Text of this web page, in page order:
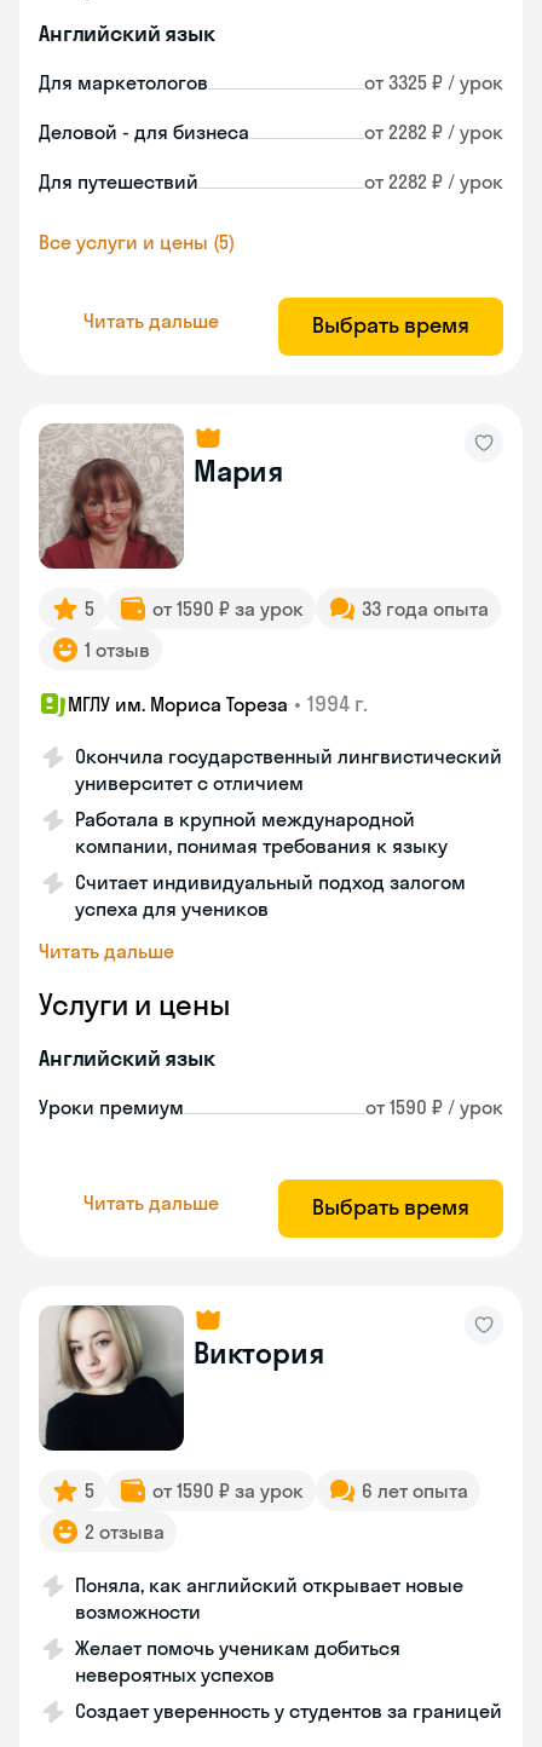
Английский язык
Для маркетологов от 3325 ₽ / урок
Деловой - для бизнеса от 2282 ₽ / урок
Для путешествий от 2282 ₽ / урок
Все услуги и цены (5)
Читать дальше Выбрать время
Мария
5 от 1590 ₽ за урок
33 года опыта
1 отзыв
МГЛУ им. Мориса Тореза • 1994 г.
Окончила государственный лингвистический
университет с отличием
Работала в крупной международной
компании, понимая требования к языку
Считает индивидуальный подход залогом
успеха для учеников
Читать дальше
Услуги и цены
Английский язык
Уроки премиум от 1590 ₽ / урок
Читать дальше Выбрать время
Виктория
5 от 1590 ₽ за урок
6 лет опыта
2 отзыва
Поняла, как английский открывает новые
возможности
Желает помочь ученикам добиться
невероятных успехов
Создает уверенность у студентов за границей